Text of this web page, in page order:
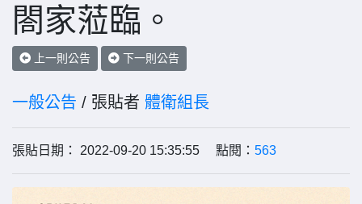
閤家蒞臨。
上一則公告 下一則公告
一般公告 / 張貼者 體衛組長
張貼日期： 2022-09-20 15:35:55 點閱： 563